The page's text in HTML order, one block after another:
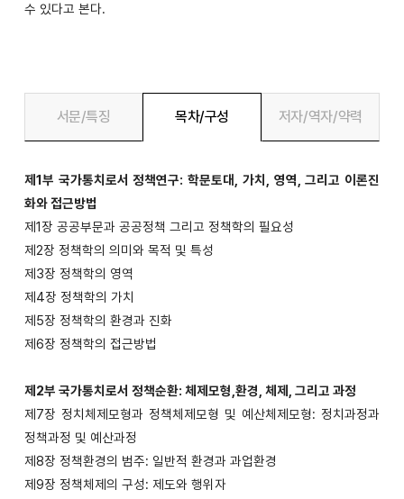
수 있다고 본다.
서문/특징 목차/구성 저자/역자/약력
제1부 국가통치로서 정책연구: 학문토대, 가치, 영역, 그리고 이론진
화와 접근방법
제1장 공공부문과 공공정책 그리고 정책학의 필요성
제2장 정책학의 의미와 목적 및 특성
제3장 정책학의 영역
제4장 정책학의 가치
제5장 정책학의 환경과 진화
제6장 정책학의 접근방법
제2부 국가통치로서 정책순환: 체제모형,환경, 체제, 그리고 과정
제7장 정치체제모형과 정책체제모형 및 예산체제모형: 정치과정과
정책과정 및 예산과정
제8장 정책환경의 범주: 일반적 환경과 과업환경
제9장 정책체제의 구성: 제도와 행위자